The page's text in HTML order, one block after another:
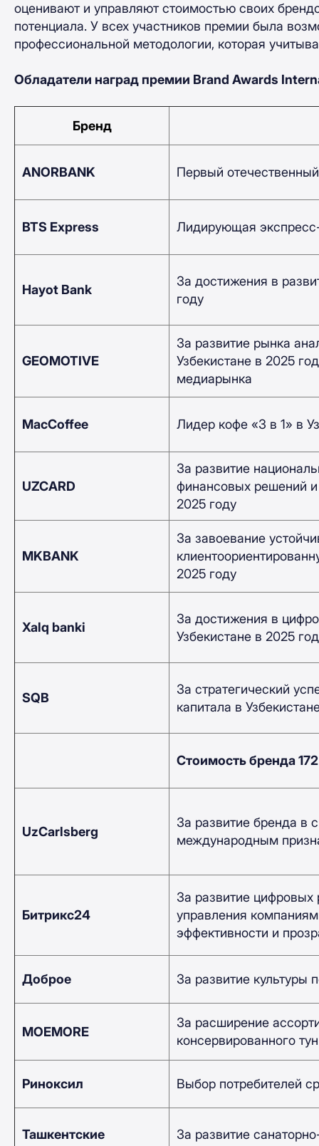
оценивают и управляют стоимостью своих
потенциала. У всех участников премии была
профессиональной методологии, которая
Обладатели наград премии Brand Awards
Бренд
ANORBANK Первый
BTS Express Лидирующая
Hayot Bank
За достижения в
году
GEOMOTIVE
За развитие рынка
Узбекистане в 2025
медиарынка
MacCoffee Лидер кофе «3 в 1» в
UZCARD
За развитие
финансовых решений и
2025 году
MKBANK
За завоевание
2025 году
Xalq banki
За достижения в
Узбекистане в 2025
SQB
За стратегический
капитала в
Стоимость бренда
UzCarlsberg
За развитие бренда в
международным
Битрикс24
За развитие
управления
эффективности и
Доброе За развитие культуры
МОЕMORE
За расширение
консервированного
Риноксил Выбор потребителей
Ташкентские
За развитие